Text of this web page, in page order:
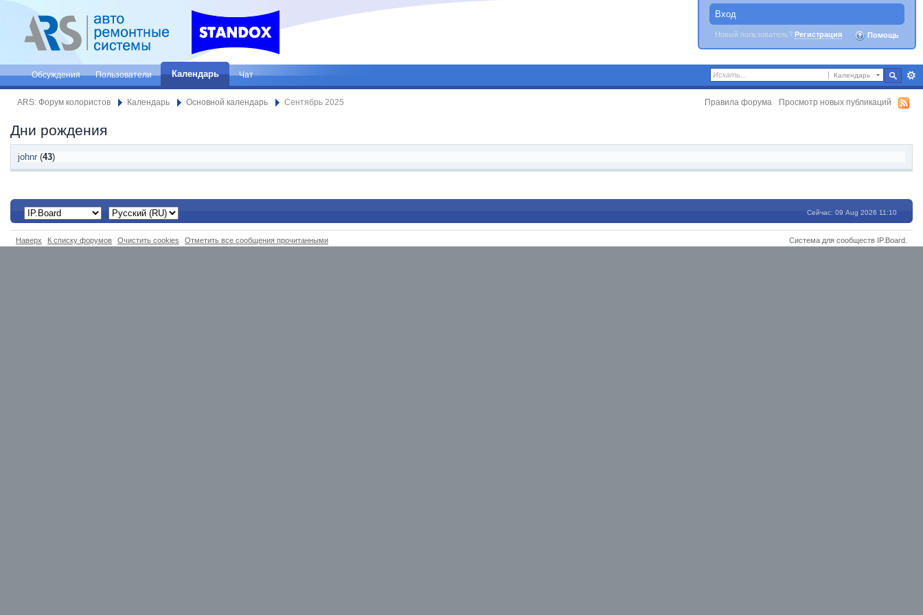
Вход
Новый пользователь? Регистрация Помощь
Календарь
Обсуждения Пользователи Календарь Чат
ARS: Форум колористов Календарь Основной календарь Сентябрь 2025 Правила форума Просмотр новых публикаций
Дни рождения
johnr (43)
Сейчас: 09 Aug 2026 11:10
Наверх К списку форумов Очистить cookies Отметить все сообщения прочитанными Система для сообществ IP.Board